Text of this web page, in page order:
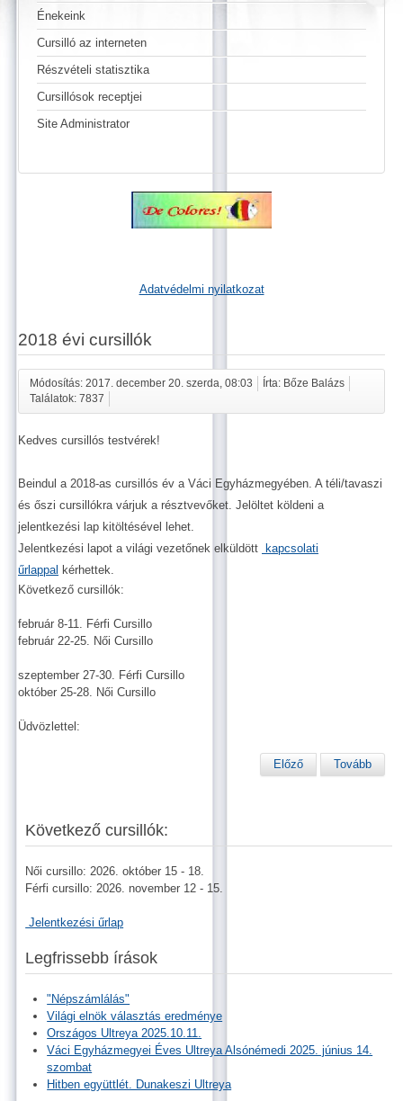
Énekeink
Cursilló az interneten
Részvételi statisztika
Cursillósok receptjei
Site Administrator
Adatvédelmi nyilatkozat
2018 évi cursillók
Módosítás: 2017. december 20. szerda, 08:03
Írta: Bőze Balázs
Találatok: 7837
Kedves cursillós testvérek!
Beindul a 2018-as cursillós év a Váci Egyházmegyében. A téli/tavaszi
és őszi cursillókra várjuk a résztvevőket. Jelöltet köldeni a
jelentkezési lap kitöltésével lehet.
Jelentkezési lapot a világi vezetőnek elküldött
kapcsolati
űrlappal kérhettek.
Következő cursillók:
február 8-11. Férfi Cursillo
február 22-25. Női Cursillo
szeptember 27-30. Férfi Cursillo
október 25-28. Női Cursillo
Üdvözlettel:
Előző Tovább
Következő cursillók:
Női cursillo: 2026. október 15 - 18.
Férfi cursillo: 2026. november 12 - 15.
Jelentkezési űrlap
Legfrissebb írások
"Népszámlálás"
Világi elnök választás eredménye
Országos Ultreya 2025.10.11.
Váci Egyházmegyei Éves Ultreya Alsónémedi 2025. június 14.
szombat
Hitben együttlét. Dunakeszi Ultreya